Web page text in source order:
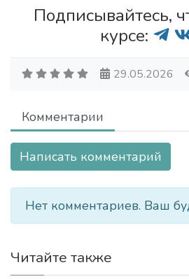
Подписывайтесь,
курсе:
29.05.2026
Комментарии
Написать комментарий
Нет комментариев. Ваш
Читайте также